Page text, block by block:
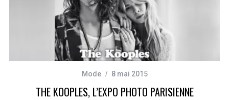
Mode 8 mai 2015
THE KOOPLES, L’EXPO PHOTO PARISIENNE